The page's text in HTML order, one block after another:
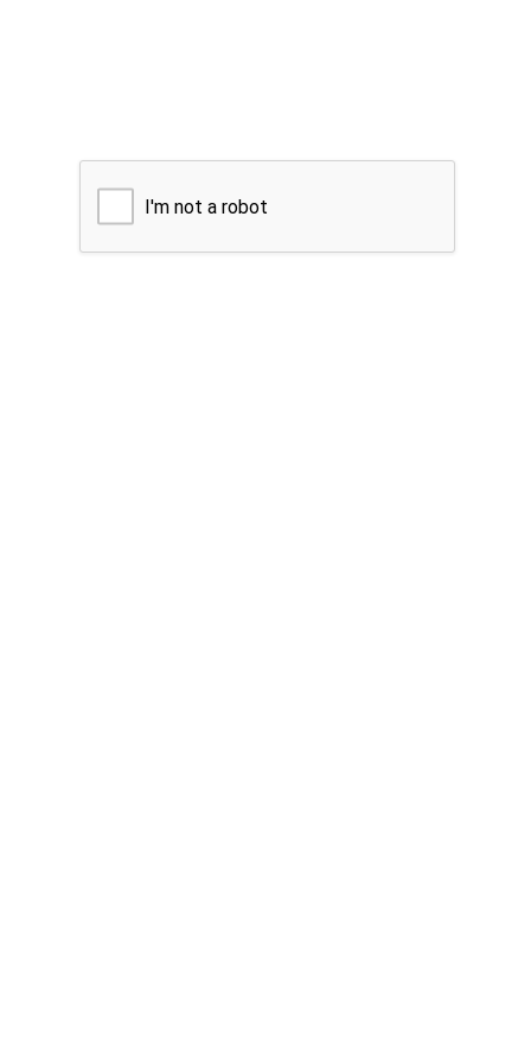
I'm not a robot